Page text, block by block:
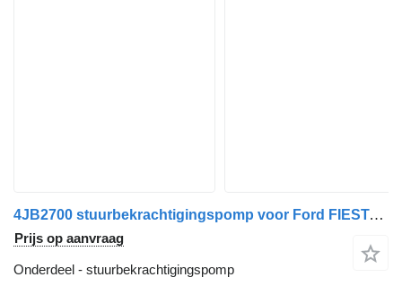
4JB2700 stuurbekrachtigingspomp voor Ford FIESTA Caixa (F3L, F5L) | 89 - 96 auto
Prijs op aanvraag
Onderdeel - stuurbekrachtigingspomp